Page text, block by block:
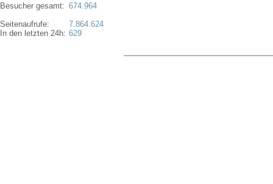
Besucher gesamt:
Seitenaufrufe:
In den letzten 24h:
674.964
7.864.624
629